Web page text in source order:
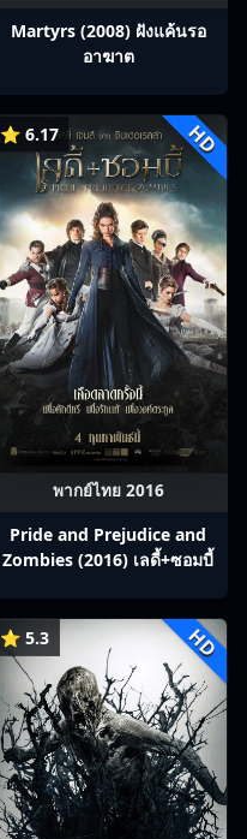
Martyrs (2008) ฝังแค้นรอ
อาฆาต
⭐ 6.17 HD
พากย์ไทย 2016
Pride and Prejudice and
Zombies (2016) เลดี้+ซอมบี้
⭐ 5.3 HD